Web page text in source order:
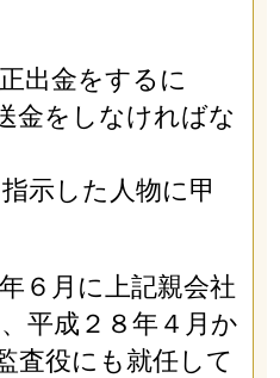
出金をするに
金をしなければな
示した人物に甲
６月に上記親会社
平成２８年４月か
査役にも就任して